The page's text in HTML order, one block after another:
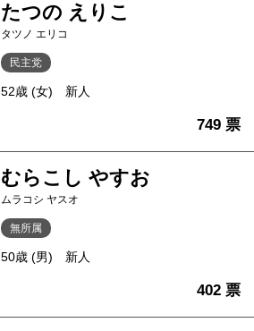
たつの えりこ
タツノ エリコ
民主党
52歳 (女) 新人
749 票
むらこし やすお
ムラコシ ヤスオ
無所属
50歳 (男) 新人
402 票